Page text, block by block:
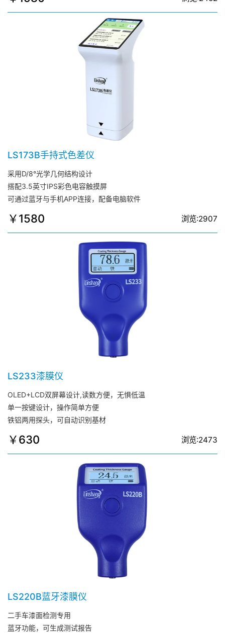
LS173B手持式色差仪
采用D/8°光学几何结构设计
搭配3.5英寸IPS彩色电容触摸屏
可通过蓝牙与手机APP连接，配备电脑软件
￥1580 浏览:2907
LS233漆膜仪
OLED+LCD双屏幕设计,读数方便，无惧低温
单一按键设计，操作简单方便
铁铝两用探头，可自动识别基材
￥630 浏览:2473
LS220B蓝牙漆膜仪
二手车漆面检测专用
蓝牙功能，可生成测试报告